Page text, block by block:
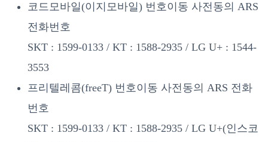
코드모바일(이지모바일) 번호이동 사전동의 ARS
전화번호
SKT : 1599-0133 / KT : 1588-2935 / LG U+ : 1544-
3553
프리텔레콤(freeT) 번호이동 사전동의 ARS 전화
번호
SKT : 1599-0133 / KT : 1588-2935 / LG U+(인스코